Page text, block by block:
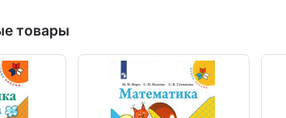
товары